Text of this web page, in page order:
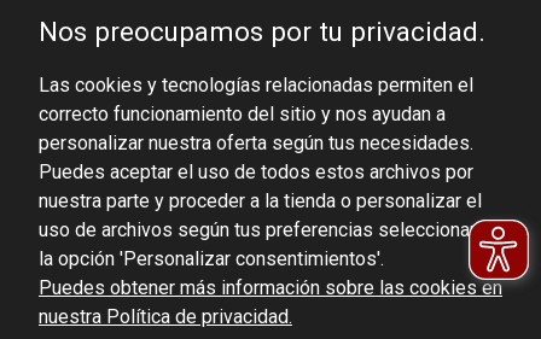
DOMINATOR GROUP Sp. z o.o.
VAT ID No.: 6521751083
dominator@dominator.pl
© Copyright 2022 | Dominator Group Sp. z o. o.
Nos preocupamos por tu privacidad.
Las cookies y tecnologías relacionadas permiten el
correcto funcionamiento del sitio y nos ayudan a
personalizar nuestra oferta según tus necesidades.
Puedes aceptar el uso de todos estos archivos por
nuestra parte y proceder a la tienda o personalizar el
uso de archivos según tus preferencias seleccionando
la opción 'Personalizar consentimientos'.
Puedes obtener más información sobre las cookies en
nuestra Política de privacidad.